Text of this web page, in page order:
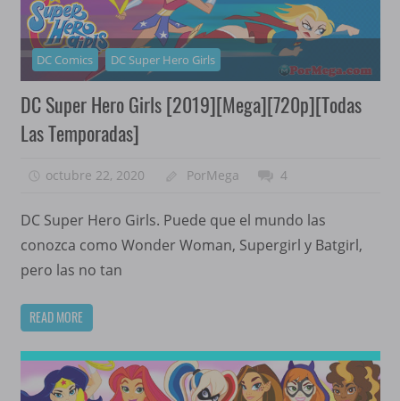
DC Comics DC Super Hero Girls
DC Super Hero Girls [2019][Mega][720p][Todas
Las Temporadas]
octubre 22, 2020 PorMega 4
DC Super Hero Girls. Puede que el mundo las
conozca como Wonder Woman, Supergirl y Batgirl,
pero las no tan
READ MORE